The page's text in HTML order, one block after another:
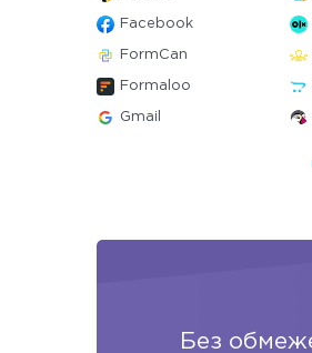
Facebook
FormCan
Formaloo
Gmail
Без